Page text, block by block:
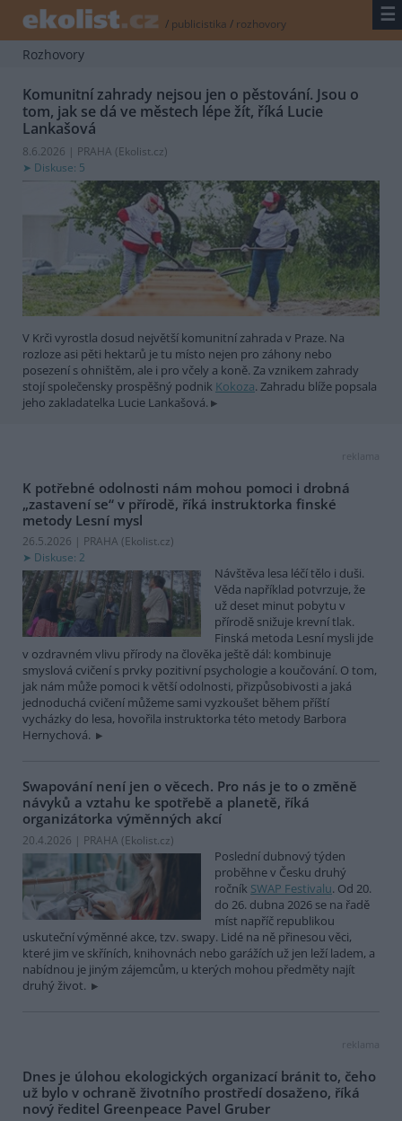
/ publicistika / rozhovory ☰
Rozhovory
Komunitní zahrady nejsou jen o pěstování. Jsou o
tom, jak se dá ve městech lépe žít, říká Lucie
Lankašová
8.6.2026 | PRAHA (Ekolist.cz)
Diskuse: 5
V Krči vyrostla dosud největší komunitní zahrada v Praze. Na
rozloze asi pěti hektarů je tu místo nejen pro záhony nebo
posezení s ohništěm, ale i pro včely a koně. Za vznikem zahrady
stojí společensky prospěšný podnik Kokoza. Zahradu blíže popsala
jeho zakladatelka Lucie Lankašová.
reklama
K potřebné odolnosti nám mohou pomoci i drobná
„zastavení se“ v přírodě, říká instruktorka finské
metody Lesní mysl
26.5.2026 | PRAHA (Ekolist.cz)
Diskuse: 2
Návštěva lesa léčí tělo i duši.
Věda například potvrzuje, že
už deset minut pobytu v
přírodě snižuje krevní tlak.
Finská metoda Lesní mysli jde
v ozdravném vlivu přírody na člověka ještě dál: kombinuje
smyslová cvičení s prvky pozitivní psychologie a koučování. O tom,
jak nám může pomoci k větší odolnosti, přizpůsobivosti a jaká
jednoduchá cvičení můžeme sami vyzkoušet během příští
vycházky do lesa, hovořila instruktorka této metody Barbora
Hernychová.
Swapování není jen o věcech. Pro nás je to o změně
návyků a vztahu ke spotřebě a planetě, říká
organizátorka výměnných akcí
20.4.2026 | PRAHA (Ekolist.cz)
Poslední dubnový týden
proběhne v Česku druhý
ročník SWAP Festivalu. Od 20.
do 26. dubna 2026 se na řadě
míst napříč republikou
uskuteční výměnné akce, tzv. swapy. Lidé na ně přinesou věci,
které jim ve skříních, knihovnách nebo garážích už jen leží ladem, a
nabídnou je jiným zájemcům, u kterých mohou předměty najít
druhý život.
reklama
Dnes je úlohou ekologických organizací bránit to, čeho
už bylo v ochraně životního prostředí dosaženo, říká
nový ředitel Greenpeace Pavel Gruber